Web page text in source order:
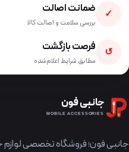
✓ ضمانت اصالت
بررسی سلامت و اصالت کالا
↺ فرصت بازگشت
مطابق شرایط اعلام‌شده
جانبی فون
MOBILE ACCESSORIES
جانبی فون؛ فروشگاه تخصصی لوازم